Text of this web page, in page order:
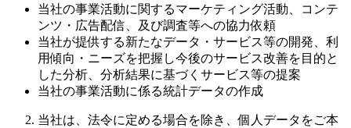
当社の事業活動に関するマーケティング活動、コンテ
ンツ・広告配信、及び調査等への協力依頼
当社が提供する新たなデータ・サービス等の開発、利
用傾向・ニーズを把握し今後のサービス改善を目的と
した分析、分析結果に基づくサービス等の提案
当社の事業活動に係る統計データの作成
当社は、法令に定める場合を除き、個人データをご本